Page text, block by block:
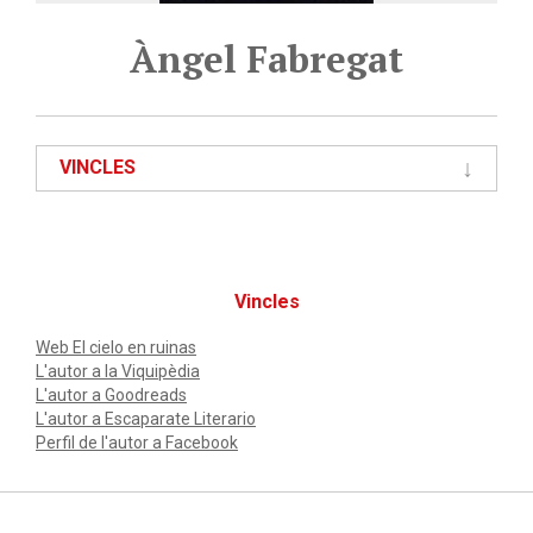
Àngel Fabregat
VINCLES
Vincles
Web El cielo en ruinas
L'autor a la Viquipèdia
L'autor a Goodreads
L'autor a Escaparate Literario
Perfil de l'autor a Facebook